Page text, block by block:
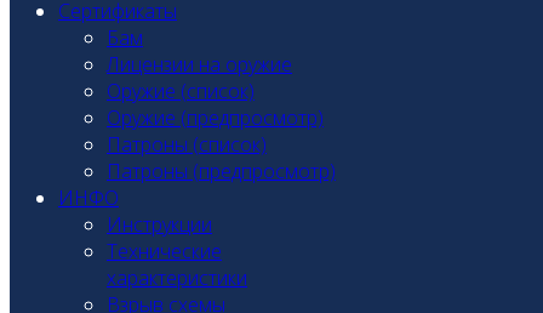
Сертификаты
Бам
Лицензии на оружие
Оружие (список)
Оружие (предпросмотр)
Патроны (список)
Патроны (предпросмотр)
ИНФО
Инструкции
Технические
характеристики
Взрыв схемы